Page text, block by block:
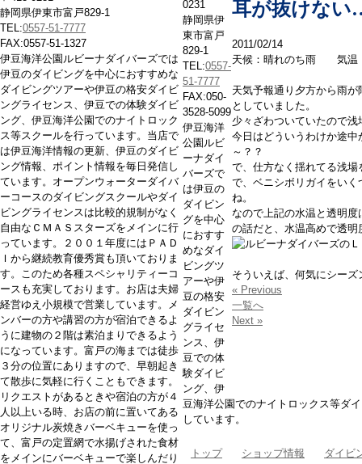
静岡県伊東市富戸829-1
TEL:0557-51-7777
FAX:0557-51-1327
伊豆海洋公園ルビーナダイバーズでは
伊豆のダイビングを中心におすすめな
ダイビングツアーや伊豆の格安ダイビ
ングライセンス、伊豆での体験ダイビ
ング、伊豆海洋公園でのナイトロック
ス等スクールを行っています。当店で
は伊豆海洋情報の更新、伊豆のダイビ
ング情報、ポイント情報を毎日発信し
ています。オープンウォーターダイバ
ーコースのダイビングスクールやダイ
ビングライセンスは比較的規制がなく
自由なＣＭＡＳスターズをメインに行
っています。２００１年度にはＰＡＤ
Ｉから継続教育優秀賞も頂いておりま
す。このため各種スペシャリティーコ
ースも充実しております。お店は夫婦
経営ゆえ小規模で営業しています。メ
ンバーの方や講習の方が宿泊できるよ
うに建物の２階は素泊まりできるよう
になっています。富戸の海までは徒歩
３分の位置にありますので、早朝起き
て散歩に気軽に行くこともできます。
リクエストがあるときや宿泊の方が４
人以上いる時、お店の前に置いてある
オリジナル炭焼きバーベキューを使っ
て、富戸の定置網で水揚げされた食材
をメインにバーベキューで楽しんだり
耳が抜けな
2011/02/14
天候：晴れのち雨 気
天気予報通り夕方から雨
としていました。
少々ざわついていたので
今日はどういうわけか途
～？？
で、仕方なく揺れてる浅
で、ベニシボリガイをい
ね。
なので上記の水温と透明
の話だと、水温高めで透
そういえば、何気にシー
« Previous
一覧へ
Next »
0231
静岡県伊
東市富戸
829-1
TEL:0557-
51-7777
FAX:050-
3528-5099
伊豆海洋
公園ルビ
ーナダイ
バーズで
は伊豆の
ダイビン
グを中心
におすす
めなダイ
ビングツ
アーや伊
豆の格安
ダイビン
グライセ
ンス、伊
豆での体
験ダイビ
ング、伊
豆海洋公園でのナイトロックス等ダ
しています。
トップ ショップ情報 ダイビ